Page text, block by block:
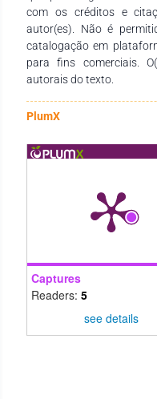
com os créditos e
autor(es). Não é
catalogação em
para fins comerciais.
autorais do texto.
PlumX
Captures
Readers: 5
see details